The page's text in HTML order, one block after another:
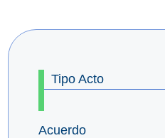
Tipo Acto
Acuerdo